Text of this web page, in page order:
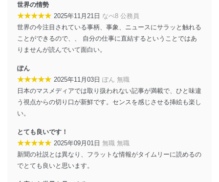
ステムに関するご相談及び苦情については以下までご連
絡ください。
適切、かつ迅速に対応させていただきます。
株式会社富士山マガジンサービス 個人情報問い合わせ
係
e-mail：
cs@fujisan.co.jp
改訂：2025年2月20日
制定：2005年4月1日
個人情報の取扱いについて
１．個人情報保護管理者
当社は以下の個人情報保護管理者を設置し、個人情報保
護管理者の責任のもと、個人情報を取得・アクセス・利
世界の情勢
★★★★★ 2025年11月21日 なべ8 公務員
世界の今注目されている事柄、事象、ニュースにサラッと触れる
ことができるので、、 自分の仕事に直結するということではあ
りませんが読んでいて面白い。
ぽん
★★★★★ 2025年11月03日 ぽん 無職
日本のマスメディアでは取り扱われない記事が満載で、ひと味違
う視点からの切り口が新鮮です。センスを感じさせる挿絵も楽し
い。
とても良いです！
★★★★★ 2025年09月01日 無職 無職
新聞の社説とは異なり、フラットな情報がタイムリーに読めるの
でとても良いと思います。